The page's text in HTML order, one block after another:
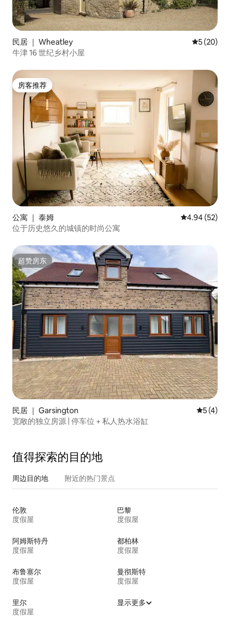
民居 ｜ Wheatley 平均评分
5 (20)
牛津 16 世纪乡村小屋
房客推荐
房客推荐
公寓 ｜ 泰姆 平均评分
4.94 (52)
位于历史悠久的城镇的时尚公寓
超赞房东
超赞房东
民居 ｜ Garsington 平均评分
5 (4)
宽敞的独立房源 | 停车位 + 私人热水浴缸
值得探索的目的地
周边目的地 附近的热门景点
伦敦
度假屋
巴黎
度假屋
阿姆斯特丹
度假屋
都柏林
度假屋
布鲁塞尔
度假屋
曼彻斯特
度假屋
里尔
度假屋
显示更多